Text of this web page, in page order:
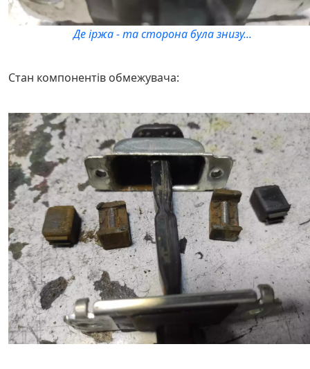
Де іржа - та сторона була знизу...
Стан компонентів обмежувача: